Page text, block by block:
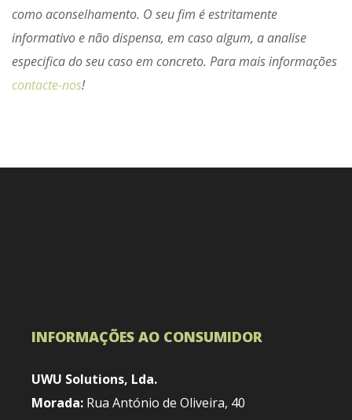
como aconselhamento. O seu fim é estritamente
informativo e não dispensa, em caso algum, a analise
especifica do seu caso em concreto. Para mais informações
contacte-nos!
INFORMAÇÕES AO CONSUMIDOR
UWU Solutions, Lda.
Morada: Rua António de Oliveira, 40